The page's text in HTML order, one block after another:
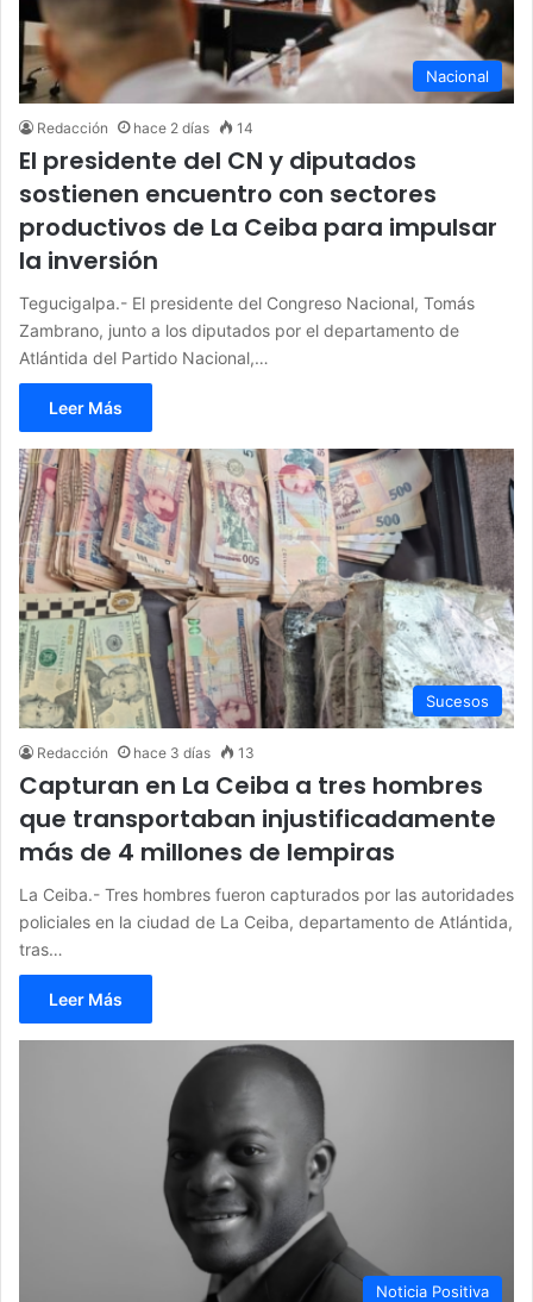
Nacional
Redacción hace 2 días 14
El presidente del CN y diputados
sostienen encuentro con sectores
productivos de La Ceiba para impulsar
la inversión
Tegucigalpa.- El presidente del Congreso Nacional, Tomás
Zambrano, junto a los diputados por el departamento de
Atlántida del Partido Nacional,…
Leer Más
Sucesos
Redacción hace 3 días 13
Capturan en La Ceiba a tres hombres
que transportaban injustificadamente
más de 4 millones de lempiras
La Ceiba.- Tres hombres fueron capturados por las autoridades
policiales en la ciudad de La Ceiba, departamento de Atlántida,
tras…
Leer Más
Noticia Positiva